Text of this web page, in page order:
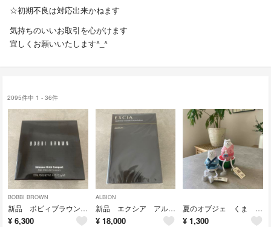
☆初期不良は対応出来かねます
気持ちのいいお取引を心がけます
宜しくお願いいたします^_^
2095件中 1 - 36件
BOBBI BROWN
新品 ボビィブラウン BOBBI BROWN シマーブリック ローズ チーク
¥ 6,300
ALBION
新品 エクシア アルビオン スーペリア クリームファンデーション NA201
¥ 18,000
夏のオブジェ くま スイカ 3点セット ナチュラルキッチン 祭り 置物
¥ 1,300